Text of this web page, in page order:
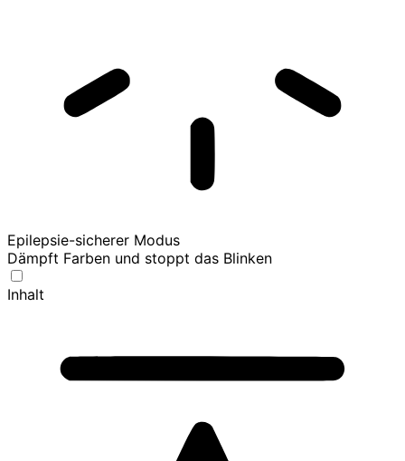
Epilepsie-sicherer Modus
Dämpft Farben und stoppt das Blinken
Inhalt